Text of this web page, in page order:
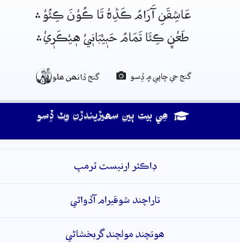
عَاشِقَنِ آَرَامُ ڪَڎِہْ تَا ڪُوْنَ ڪِئُوْ﮶
طَعْن﮼ ڪِئَا تَمَامُ حَبٖيْبَانٖيْ هٖيْڪَرٖيْ﮶
گنج جي ڇاپي ۾ ڏِسو گنج ڏانھن ھلو
ھِي بيت ٻين سھيڙيندڙن وٽ ڏِسو
ڊاڪٽر ارنيسٽ ٽرمپ
تاراچند شوقيرام آڏواڻي
ھوتچند مولچند گربخشاڻي